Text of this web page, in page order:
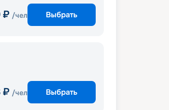
₽ /чел Выбрать
₽ /чел Выбрать